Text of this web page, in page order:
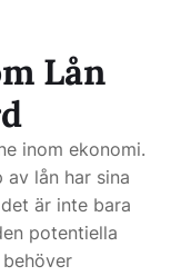
Lån
inom ekonomi.
av lån har sina
är inte bara
potentiella